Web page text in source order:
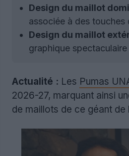
Design du maillot
associée à des
Design du maillot
graphique
Actualité : Les Pumas
2026-27, marquant ainsi
de maillots de ce géant de